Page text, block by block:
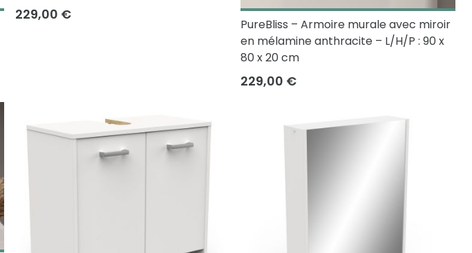
229,00 €
PureBliss – Armoire murale avec miroir
en mélamine anthracite – L/H/P : 90 x
80 x 20 cm
229,00 €